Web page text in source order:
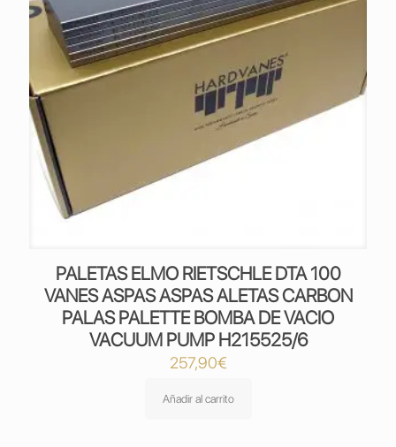
PALETAS ELMO RIETSCHLE DTA 100
VANES ASPAS ASPAS ALETAS CARBON
PALAS PALETTE BOMBA DE VACIO
VACUUM PUMP H215525/6
257,90€
Añadir al carrito